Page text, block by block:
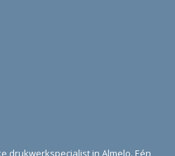
drukwerkspecialist in Almelo. Eén